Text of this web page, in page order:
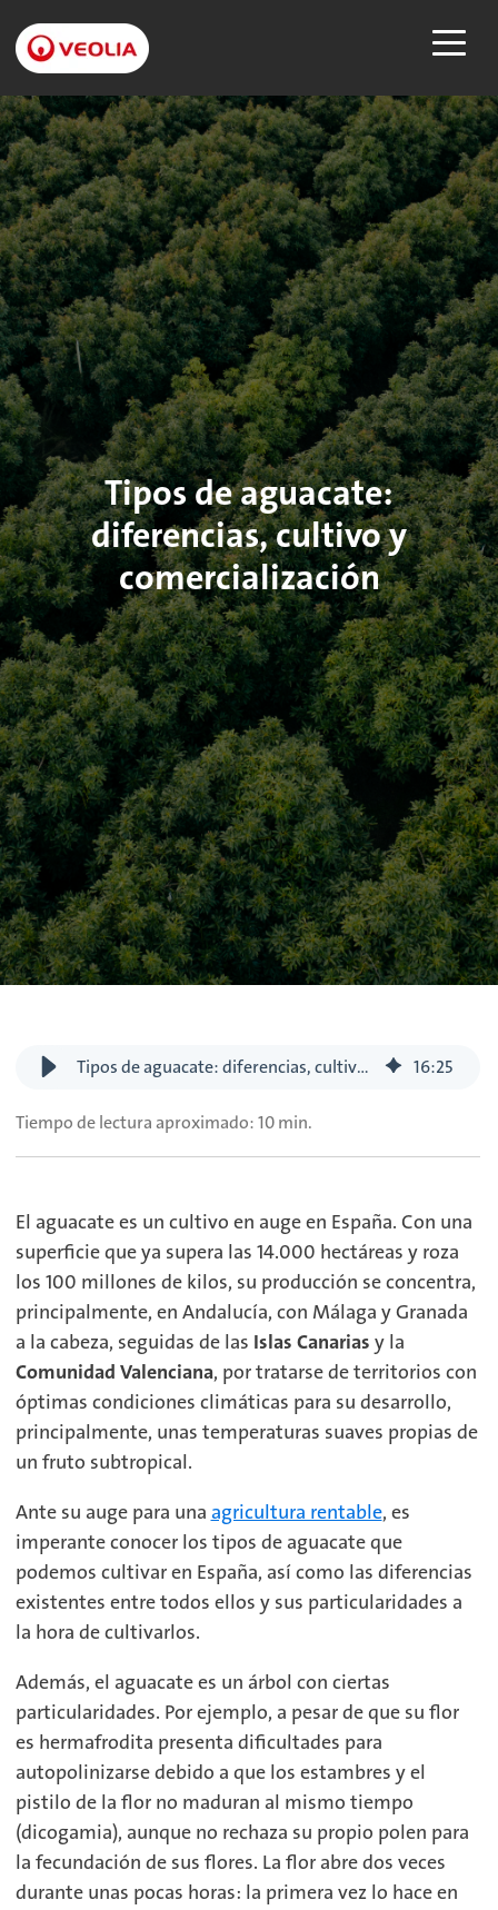
Tipos de aguacate:
diferencias, cultivo y
comercialización
Tipos de aguacate: diferencias, cultivo y comercialización 16:25
Tiempo de lectura aproximado: 10 min.
El aguacate es un cultivo en auge en España. Con una
superficie que ya supera las 14.000 hectáreas y roza
los 100 millones de kilos, su producción se concentra,
principalmente, en Andalucía, con Málaga y Granada
a la cabeza, seguidas de las Islas Canarias y la
Comunidad Valenciana, por tratarse de territorios con
óptimas condiciones climáticas para su desarrollo,
principalmente, unas temperaturas suaves propias de
un fruto subtropical.
Ante su auge para una agricultura rentable, es
imperante conocer los tipos de aguacate que
podemos cultivar en España, así como las diferencias
existentes entre todos ellos y sus particularidades a
la hora de cultivarlos.
Además, el aguacate es un árbol con ciertas
particularidades. Por ejemplo, a pesar de que su flor
es hermafrodita presenta dificultades para
autopolinizarse debido a que los estambres y el
pistilo de la flor no maduran al mismo tiempo
(dicogamia), aunque no rechaza su propio polen para
la fecundación de sus flores. La flor abre dos veces
durante unas pocas horas: la primera vez lo hace en